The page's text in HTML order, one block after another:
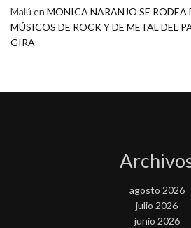
Malú en MONICA NARANJO SE RODEA
MÚSICOS DE ROCK Y DE METAL DEL
GIRA
agosto 2026
julio 2026
junio 2026